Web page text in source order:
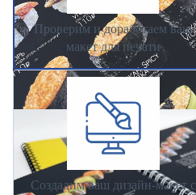
Проверим и доработаем ваш
макет для печати
Создадим ваш дизайн-макет с